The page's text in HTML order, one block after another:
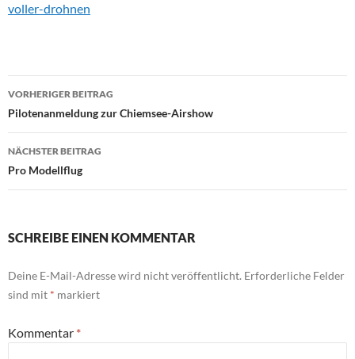
voller-drohnen
Beitragsnavigation
VORHERIGER BEITRAG
Pilotenanmeldung zur Chiemsee-Airshow
NÄCHSTER BEITRAG
Pro Modellflug
SCHREIBE EINEN KOMMENTAR
Deine E-Mail-Adresse wird nicht veröffentlicht. Erforderliche Felder
sind mit * markiert
Kommentar *